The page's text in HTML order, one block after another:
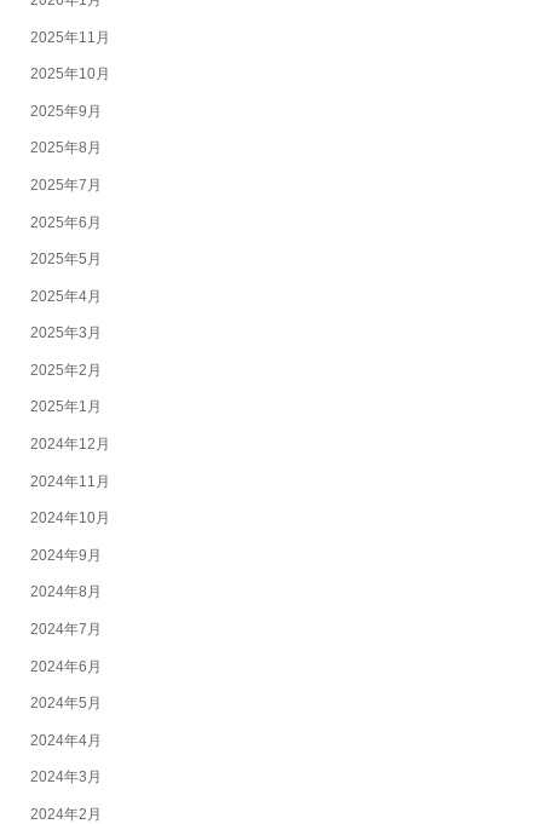
2025年11月
2025年10月
2025年9月
2025年8月
2025年7月
2025年6月
2025年5月
2025年4月
2025年3月
2025年2月
2025年1月
2024年12月
2024年11月
2024年10月
2024年9月
2024年8月
2024年7月
2024年6月
2024年5月
2024年4月
2024年3月
2024年2月